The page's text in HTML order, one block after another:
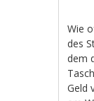
Wie
des
dem
Geld